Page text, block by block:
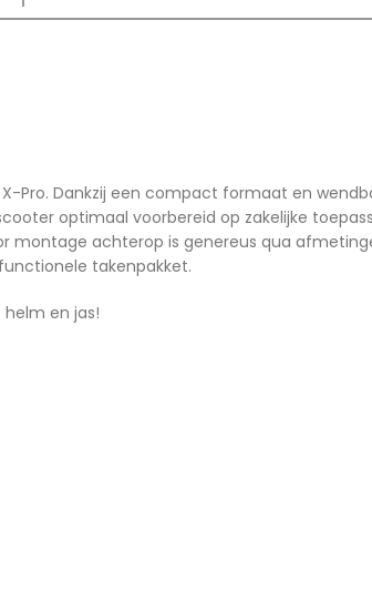
Pro. Dankzij een compact formaat en
optimaal voorbereid op zakelijke
montage achterop is genereus qua
takenpakket.
en jas!